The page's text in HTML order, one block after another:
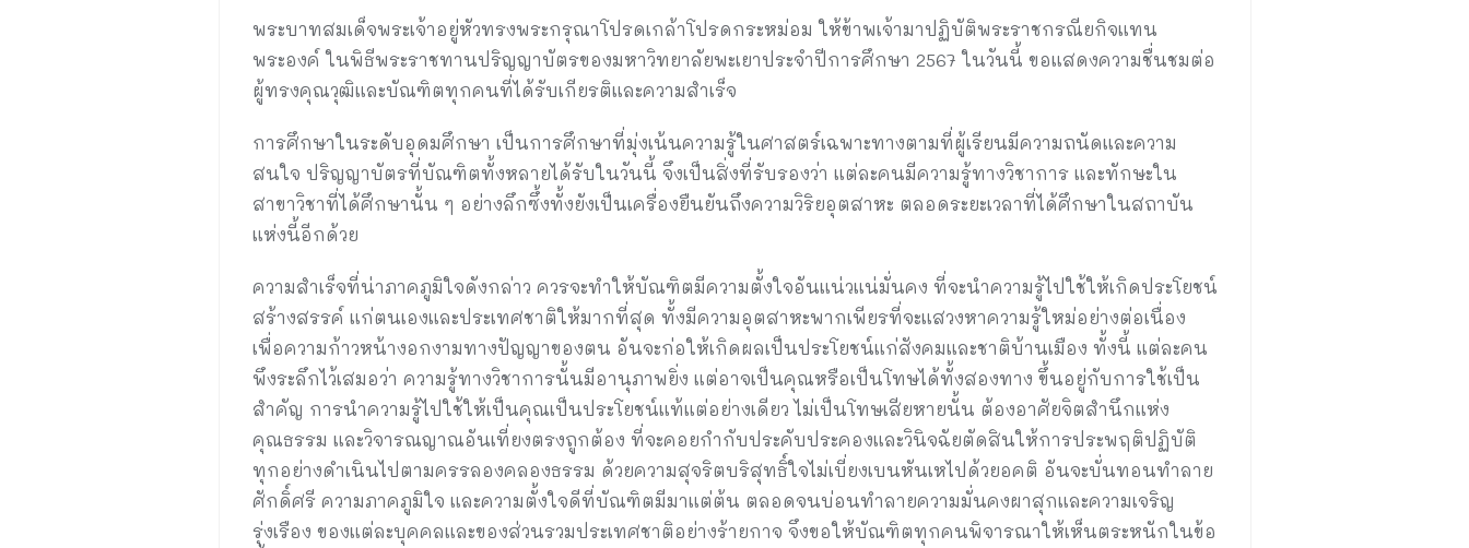
พระบาทสมเด็จพระเจ้าอยู่หัวทรงพระกรุณาโปรดเกล้าโปรดกระหม่อม ให้ข้าพเจ้ามาปฏิบัติพระราชกรณียกิจแทน
พระองค์ ในพิธีพระราชทานปริญญาบัตรของมหาวิทยาลัยพะเยาประจำปีการศึกษา 2567 ในวันนี้ ขอแสดงความชื่นชมต่อ
ผู้ทรงคุณวุฒิและบัณฑิตทุกคนที่ได้รับเกียรติและความสำเร็จ
การศึกษาในระดับอุดมศึกษา เป็นการศึกษาที่มุ่งเน้นความรู้ในศาสตร์เฉพาะทางตามที่ผู้เรียนมีความถนัดและความ
สนใจ ปริญญาบัตรที่บัณฑิตทั้งหลายได้รับในวันนี้ จึงเป็นสิ่งที่รับรองว่า แต่ละคนมีความรู้ทางวิชาการ และทักษะใน
สาขาวิชาที่ได้ศึกษานั้น ๆ อย่างลึกซึ้งทั้งยังเป็นเครื่องยืนยันถึงความวิริยอุตสาหะ ตลอดระยะเวลาที่ได้ศึกษาในสถาบัน
แห่งนี้อีกด้วย
ความสำเร็จที่น่าภาคภูมิใจดังกล่าว ควรจะทำให้บัณฑิตมีความตั้งใจอันแน่วแน่มั่นคง ที่จะนำความรู้ไปใช้ให้เกิดประโยชน์
สร้างสรรค์ แก่ตนเองและประเทศชาติให้มากที่สุด ทั้งมีความอุตสาหะพากเพียรที่จะแสวงหาความรู้ใหม่อย่างต่อเนื่อง
เพื่อความก้าวหน้างอกงามทางปัญญาของตน อันจะก่อให้เกิดผลเป็นประโยชน์แก่สังคมและชาติบ้านเมือง ทั้งนี้ แต่ละคน
พึงระลึกไว้เสมอว่า ความรู้ทางวิชาการนั้นมีอานุภาพยิ่ง แต่อาจเป็นคุณหรือเป็นโทษได้ทั้งสองทาง ขึ้นอยู่กับการใช้เป็น
สำคัญ การนำความรู้ไปใช้ให้เป็นคุณเป็นประโยชน์แท้แต่อย่างเดียว ไม่เป็นโทษเสียหายนั้น ต้องอาศัยจิตสำนึกแห่ง
คุณธรรม และวิจารณญาณอันเที่ยงตรงถูกต้อง ที่จะคอยกำกับประคับประคองและวินิจฉัยตัดสินให้การประพฤติปฏิบัติ
ทุกอย่างดำเนินไปตามครรลองคลองธรรม ด้วยความสุจริตบริสุทธิ์ใจไม่เบี่ยงเบนหันเหไปด้วยอคติ อันจะบั่นทอนทำลาย
ศักดิ์ศรี ความภาคภูมิใจ และความตั้งใจดีที่บัณฑิตมีมาแต่ต้น ตลอดจนบ่อนทำลายความมั่นคงผาสุกและความเจริญ
รุ่งเรือง ของแต่ละบุคคลและของส่วนรวมประเทศชาติอย่างร้ายกาจ จึงขอให้บัณฑิตทุกคนพิจารณาให้เห็นตระหนักในข้อ